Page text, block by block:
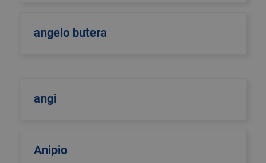
angelo butera
angi
Anipio